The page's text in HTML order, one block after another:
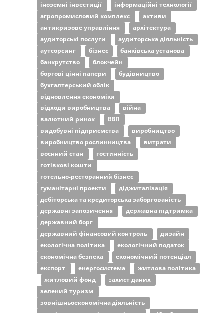
іноземні інвестиції
інформаційні технології
агропромисловий комплекс
активи
антикризове управління
архітектура
аудиторські послуги
аудиторська діяльність
аутсорсинг
бізнес
банківська установа
банкрутство
блокчейн
боргові цінні папери
будівництво
бухгалтерський облік
відновлення економіки
відходи виробництва
війна
валютний ринок
ВВП
видобувні підприємства
виробництво
виробництво рослинництва
витрати
воєнний стан
гостинність
готівкові кошти
готельно-ресторанний бізнес
гуманітарні проекти
діджиталізація
дебіторська та кредиторська заборгованість
державні запозичення
державна підтримка
державний борг
державний фінансовий контроль
дизайн
екологічна політика
екологічний податок
економічна безпека
економічний потенціал
експорт
енергосистема
житлова політика
житловий фонд
захист даних
зелений туризм
зовнішньоекономічна діяльність